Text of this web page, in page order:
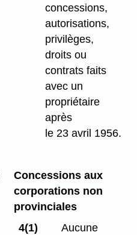
concessions,
autorisations,
privilèges,
droits ou
contrats faits
avec un
propriétaire
après
le 23 avril 1956.
Concessions aux
corporations non
provinciales
4(1)
Aucune